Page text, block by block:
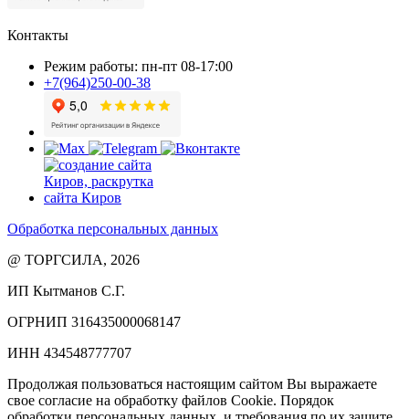
Контакты
Режим работы: пн-пт 08-17:00
+7(964)250-00-38
Обработка персональных данных
@ ТОРГСИЛА, 2026
ИП Кытманов С.Г.
ОГРНИП 316435000068147
ИНН 434548777707
Продолжая пользоваться настоящим сайтом Вы выражаете
свое согласие на обработку файлов Cookie. Порядок